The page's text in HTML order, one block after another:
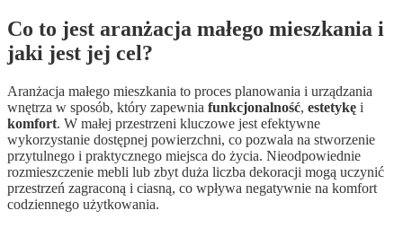
Co to jest aranżacja małego mieszkania i
jaki jest jej cel?
Aranżacja małego mieszkania to proces planowania i urządzania
wnętrza w sposób, który zapewnia funkcjonalność, estetykę i
komfort. W małej przestrzeni kluczowe jest efektywne
wykorzystanie dostępnej powierzchni, co pozwala na stworzenie
przytulnego i praktycznego miejsca do życia. Nieodpowiednie
rozmieszczenie mebli lub zbyt duża liczba dekoracji mogą uczynić
przestrzeń zagraconą i ciasną, co wpływa negatywnie na komfort
codziennego użytkowania.